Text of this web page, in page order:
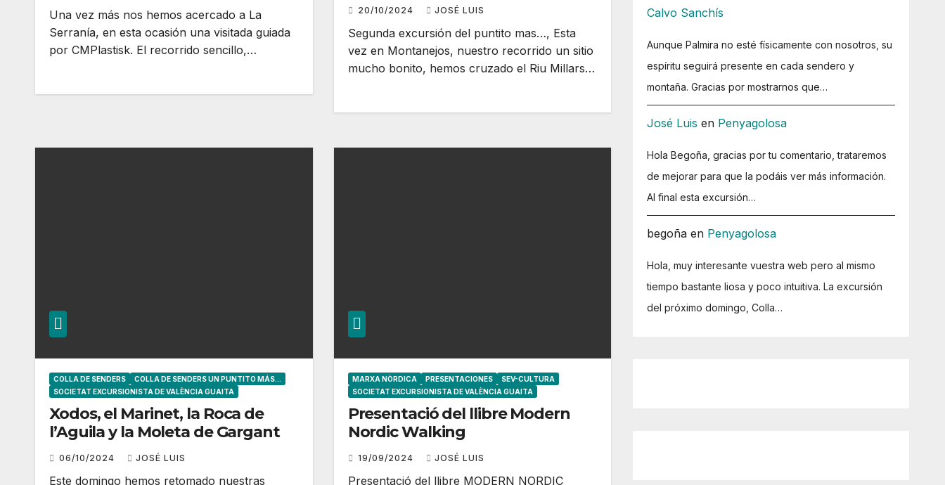
Una vez más nos hemos acercado a La
Serranía, en esta ocasión una visitada guiada
por CMPlastisk. El recorrido sencillo,…
20/10/2024 JOSÉ LUIS
Segunda excursión del puntito mas…, Esta
vez en Montanejos, nuestro recorrido un sitio
mucho bonito, hemos cruzado el Riu Millars…
COLLA DE SENDERS
COLLA DE SENDERS UN PUNTITO MÁS...
SOCIETAT EXCURSIONISTA DE VALÈNCIA GUAITA
Xodos, el Marinet, la Roca de
l’Aguila y la Moleta de Gargant
06/10/2024 JOSÉ LUIS
Este domingo hemos retomado nuestras
MARXA NÒRDICA PRESENTACIONES
SEV-CULTURA
SOCIETAT EXCURSIONISTA DE VALÈNCIA GUAITA
Presentació del llibre Modern
Nordic Walking
19/09/2024 JOSÉ LUIS
Presentació del llibre MODERN NORDIC
Calvo Sanchís
Aunque Palmira no esté físicamente con nosotros, su
espíritu seguirá presente en cada sendero y
montaña. Gracias por mostrarnos que…
José Luis en Penyagolosa
Hola Begoña, gracias por tu comentario, trataremos
de mejorar para que la podáis ver más información.
Al final esta excursión…
begoña en Penyagolosa
Hola, muy interesante vuestra web pero al mismo
tiempo bastante liosa y poco intuitiva. La excursión
del próximo domingo, Colla…